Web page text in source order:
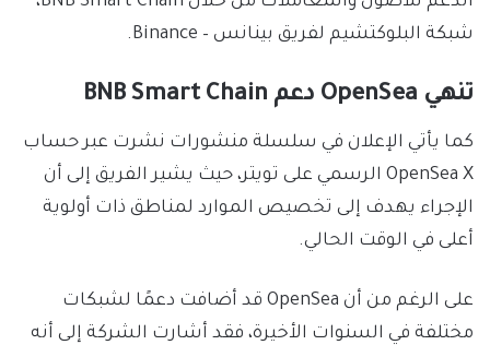
شبكة البلوكتشيم لفريق بينانس – Binance.
تنهي OpenSea دعم BNB Smart Chain
كما يأتي الإعلان في سلسلة منشورات نشرت عبر حساب
OpenSea X الرسمي على تويتر، حيث يشير الفريق إلى أن
الإجراء يهدف إلى تخصيص الموارد لمناطق ذات أولوية
أعلى في الوقت الحالي.
على الرغم من أن OpenSea قد أضافت دعمًا لشبكات
مختلفة في السنوات الأخيرة، فقد أشارت الشركة إلى أنه